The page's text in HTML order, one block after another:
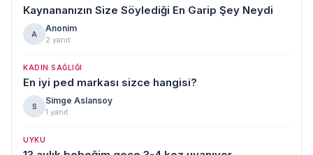
Kaynananızın Size Söylediği En Garip Şey Neydi
A
Anonim
2 yanıt
KADIN SAĞLIĞI
En iyi ped markası sizce hangisi?
S
Simge Aslansoy
1 yanıt
UYKU